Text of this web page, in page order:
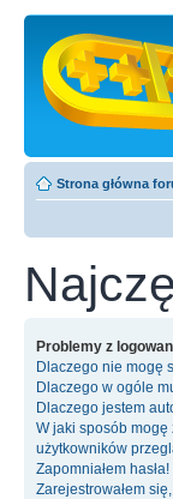
Strona główna
Problemy z
Dlaczego nie mogę
Dlaczego w ogóle
Dlaczego jestem
W jaki sposób
użytkowników
Zapomniałem hasła!
Zarejestrowałem